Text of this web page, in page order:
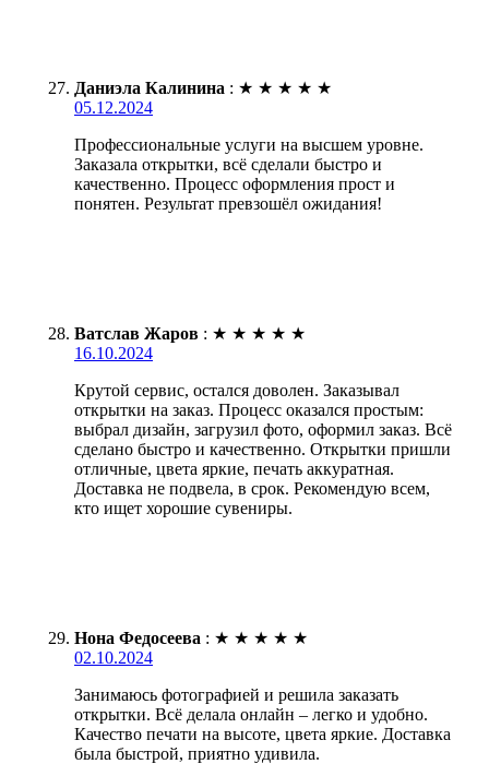
Даниэла Калинина : ★ ★ ★ ★ ★
05.12.2024
Профессиональные услуги на высшем уровне.
Заказала открытки, всё сделали быстро и
качественно. Процесс оформления прост и
понятен. Результат превзошёл ожидания!
Ватслав Жаров : ★ ★ ★ ★ ★
16.10.2024
Крутой сервис, остался доволен. Заказывал
открытки на заказ. Процесс оказался простым:
выбрал дизайн, загрузил фото, оформил заказ. Всё
сделано быстро и качественно. Открытки пришли
отличные, цвета яркие, печать аккуратная.
Доставка не подвела, в срок. Рекомендую всем,
кто ищет хорошие сувениры.
Нона Федосеева : ★ ★ ★ ★ ★
02.10.2024
Занимаюсь фотографией и решила заказать
открытки. Всё делала онлайн – легко и удобно.
Качество печати на высоте, цвета яркие. Доставка
была быстрой, приятно удивила.